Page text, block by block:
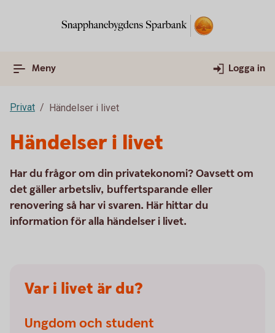
Meny Logga in
Privat Händelser i livet
Händelser i livet
Har du frågor om din privatekonomi? Oavsett om
det gäller arbetsliv, buffertsparande eller
renovering så har vi svaren. Här hittar du
information för alla händelser i livet.
Var i livet är du?
Ungdom och student